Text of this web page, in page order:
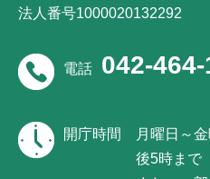
法人番号1000020132292
電話 042-
開庁時間
月曜日～
後5時まで